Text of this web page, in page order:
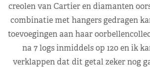
creolen van Cartier en diamanten
combinatie met hangers gedragen
toevoegingen aan haar
na 7 logs inmiddels op 120 en ik
verklappen dat dit getal zeker nog